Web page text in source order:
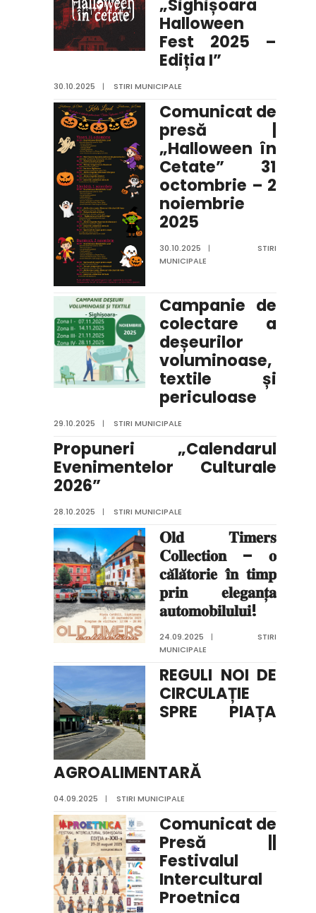
„Sighișoara
Halloween
Fest 2025 –
Ediția I”
30.10.2025 | STIRI MUNICIPALE
Comunicat de
presă |
„Halloween în
Cetate” 31
octombrie – 2
noiembrie
2025
30.10.2025 |
STIRI
MUNICIPALE
Campanie de
colectare a
deșeurilor
voluminoase,
textile și
periculoase
29.10.2025 | STIRI MUNICIPALE
Propuneri „Calendarul
Evenimentelor Culturale
2026”
28.10.2025 | STIRI MUNICIPALE
𝐎𝐥𝐝 𝐓𝐢𝐦𝐞𝐫𝐬
𝐂𝐨𝐥𝐥𝐞𝐜𝐭𝐢𝐨𝐧 – 𝐨
𝐜𝐚̆𝐥𝐚̆𝐭𝐨𝐫𝐢𝐞 𝐢̂𝐧 𝐭𝐢𝐦𝐩
𝐩𝐫𝐢𝐧 𝐞𝐥𝐞𝐠𝐚𝐧𝐭̦𝐚
𝐚𝐮𝐭𝐨𝐦𝐨𝐛𝐢𝐥𝐮𝐥𝐮𝐢!
24.09.2025 |
STIRI
MUNICIPALE
REGULI NOI DE
CIRCULAȚIE
SPRE PIAȚA
AGROALIMENTARĂ
04.09.2025 | STIRI MUNICIPALE
Comunicat de
Presă ||
Festivalul
Intercultural
Proetnica